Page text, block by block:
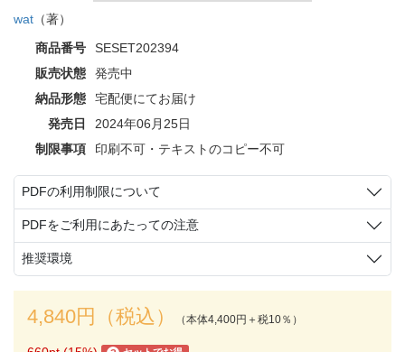
wat （著）
商品番号
SESET202394
販売状態
発売中
納品形態
宅配便にてお届け
発売日
2024年06月25日
制限事項
印刷不可・テキストのコピー不可
PDFの利用制限について
PDFをご利用にあたっての注意
推奨環境
4,840円（税込） （本体4,400円＋税10％）